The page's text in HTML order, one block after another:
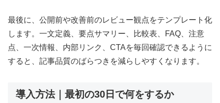
最後に、公開前や改善前のレビュー観点をテンプレート化
します。一文定義、要点サマリー、比較表、FAQ、注意
点、一次情報、内部リンク、CTAを毎回確認できるように
すると、記事品質のばらつきを減らしやすくなります。
導入方法｜最初の30日で何をするか